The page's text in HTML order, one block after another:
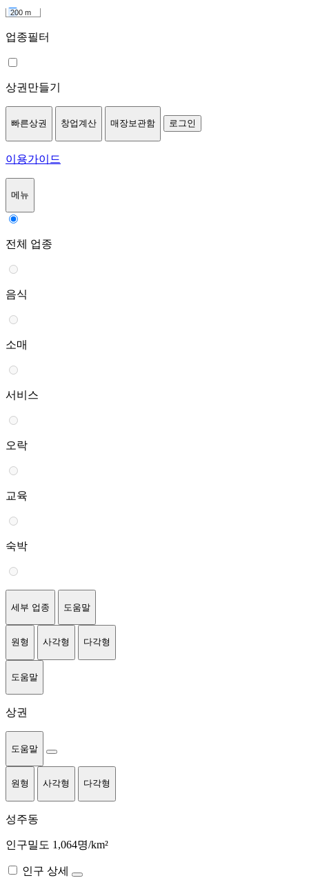
200 m
업종필터
상권만들기
빠른상권 창업계산 매장보관함 로그인
이용가이드
메뉴
전체 업종
음식
소매
서비스
오락
교육
숙박
세부 업종 도움말
원형 사각형 다각형
도움말
상권
도움말
원형 사각형 다각형
성주동
인구밀도 1,064명/km²
인구 상세